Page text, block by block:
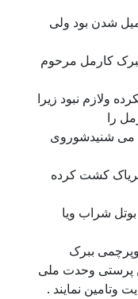
شدن بود ولی
کارمل مرحوم
ولازم نبود زیرا
را
می شنیدشوروی
کشت کرده
شراب ویا
ببرک
پرستی وحدت ملی
وتامین نمایند .